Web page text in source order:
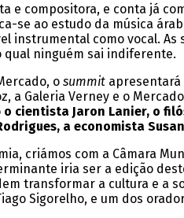
e compositora, e conta já
se ao estudo da música
instrumental como vocal.
qual ninguém sai indiferente.
o summitapresentará
a Galeria Verney e o
o cientista Jaron Lanier, o
a economista
criámos com a Câmara
iria ser a edição
transformar a cultura e a
Sigorelho, e um dos